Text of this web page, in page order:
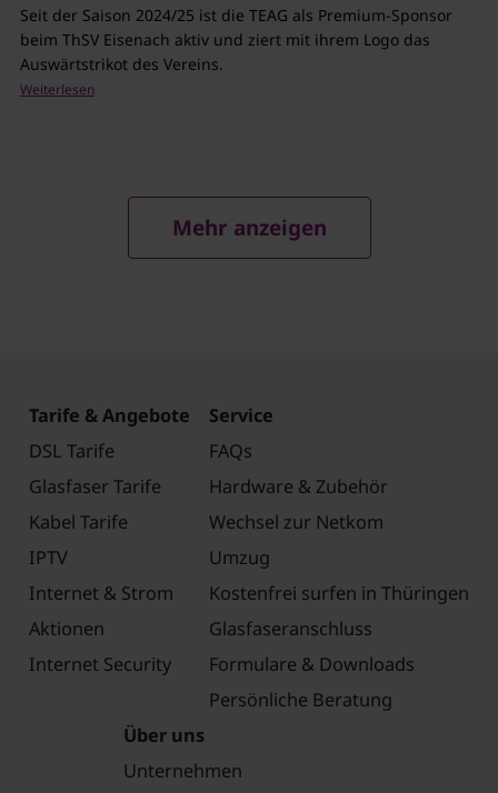
Seit der Saison 2024/25 ist die TEAG als Premium-Sponsor
beim ThSV Eisenach aktiv und ziert mit ihrem Logo das
Auswärtstrikot des Vereins.
Mehr anzeigen
Tarife & Angebote
DSL Tarife
Glasfaser Tarife
Kabel Tarife
IPTV
Internet & Strom
Aktionen
Internet Security
Service
FAQs
Hardware & Zubehör
Wechsel zur Netkom
Umzug
Kostenfrei surfen in Thüringen
Glasfaseranschluss
Formulare & Downloads
Persönliche Beratung
Über uns
Unternehmen